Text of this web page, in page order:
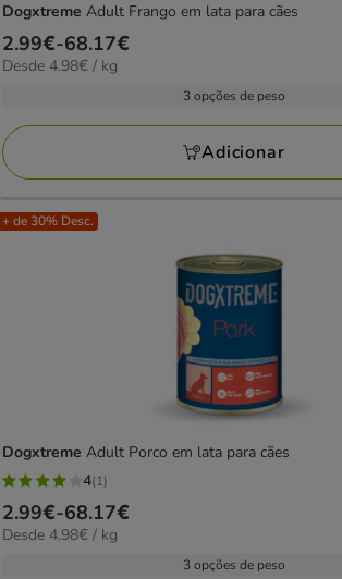
Dogxtreme Adult Frango em lata para cães
Preço
de
68.17€
2.99€-68.17€
4.98€
Desde 4.98€ / kg
3 opções de peso
Adicionar
+ de 30% Desc.
Dogxtreme Adult Porco em lata para cães
4
estrelas
com
4(1)
Preço
de
2.99€-68.17€
4.98€
Desde 4.98€ / kg
3 opções de peso